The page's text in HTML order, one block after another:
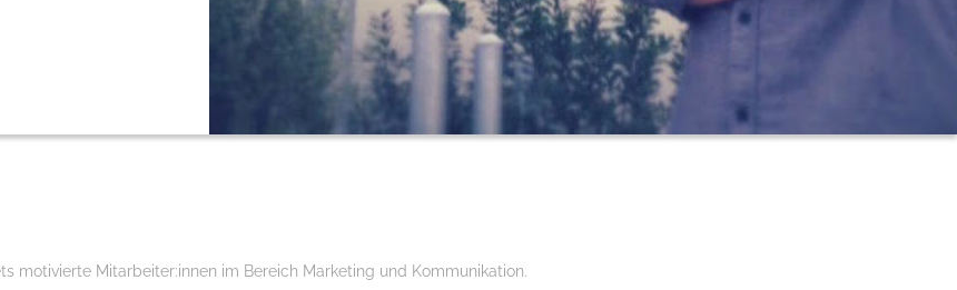
motivierte Mitarbeiter:innen im Bereich Marketing und Kommunikation.